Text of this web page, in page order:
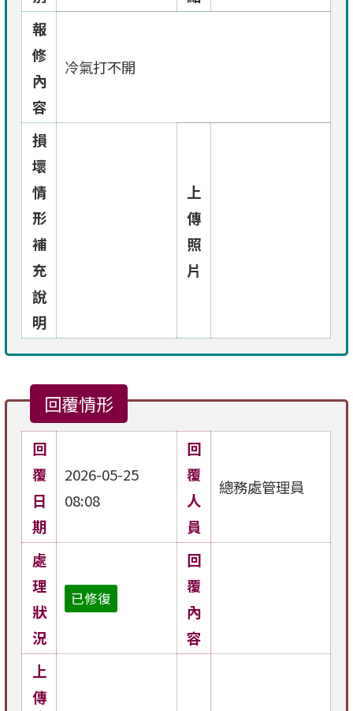
報
修
內
容
冷氣打不開
損
壞
情
形
補
充
說
明
上
傳
照
片
回覆情形
回
覆
日
期
2026-05-25
08:08
回
覆
人
員
總務處管理員
處
理
狀
況
已修復
回
覆
內
容
上
傳